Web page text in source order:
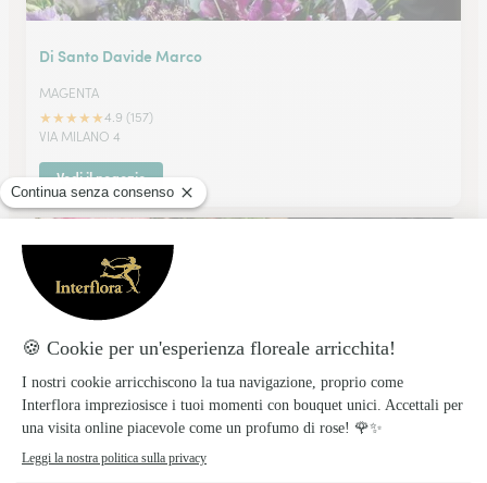
Di Santo Davide Marco
MAGENTA
★★★★★4.9 (157)
VIA MILANO 4
Vedi il negozio
Creazioni Di Miriam S.r.l.s.
★★★★★4.9 (252)